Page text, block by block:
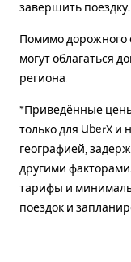
завершить поездку.
Помимо дорожного
могут облагаться
региона.
*Приведённые
только для UberX
географией,
другими
тарифы и
поездок и